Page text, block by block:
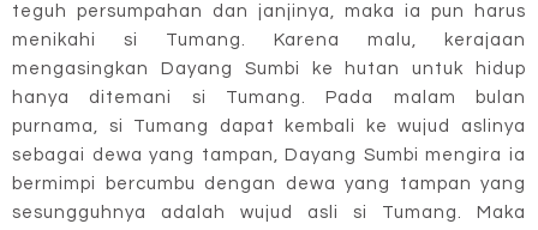
teguh persumpahan dan janjinya, maka ia pun harus
menikahi si Tumang. Karena malu, kerajaan
mengasingkan Dayang Sumbi ke hutan untuk hidup
hanya ditemani si Tumang. Pada malam bulan
purnama, si Tumang dapat kembali ke wujud aslinya
sebagai dewa yang tampan, Dayang Sumbi mengira ia
bermimpi bercumbu dengan dewa yang tampan yang
sesungguhnya adalah wujud asli si Tumang. Maka